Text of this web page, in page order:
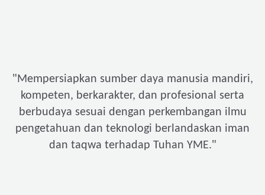
"Mempersiapkan sumber daya manusia mandiri,
kompeten, berkarakter, dan profesional serta
berbudaya sesuai dengan perkembangan ilmu
pengetahuan dan teknologi berlandaskan iman
dan taqwa terhadap Tuhan YME."